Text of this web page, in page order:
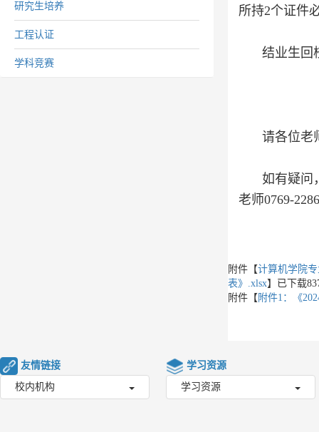
研究生培养
工程认证
学科竞赛
所持2个证件
结业生回
请各位老
如有疑问
老师0769-
附件【计算机学院
表》.xlsx】已下载
附件【 附件1：《
友情链接
校内机构
学习资源
学习资源